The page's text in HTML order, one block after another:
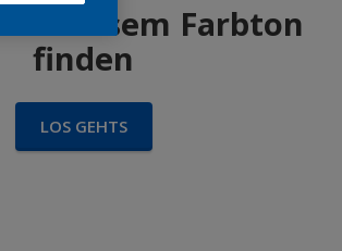
in diesem Farbton
finden
LOS GEHTS